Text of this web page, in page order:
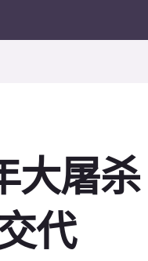
大屠杀
代